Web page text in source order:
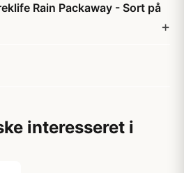
Rain Packaway - Sort på
interesseret i